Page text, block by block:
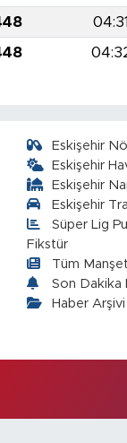
04:31
Eskişehir
Eskişehir
Eskişehir
Eskişehir
Süper Lig
Fikstür
Tüm
Son Dakika
Haber Arşivi